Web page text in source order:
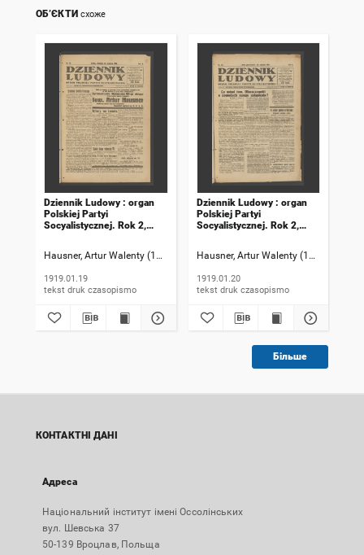
ОБ’ЄКТИ схоже
Dziennik Ludowy : organ
Polskiej Partyi
Socyalistycznej. Rok 2,
Hausner, Artur Walenty (1869-1941). Redaktor naczelny Szczyrek, Jan
1919.01.19
tekst druk czasopismo
Dziennik Ludowy : organ
Polskiej Partyi
Socyalistycznej. Rok 2,
Hausner, Artur Walenty (1869-1941).
1919.01.20
tekst druk czasopismo
Більше
КОНТАКТНІ ДАНІ
Адреса
Національний інститут імені Оссолінських
вул. Шевська 37
50-139 Вроцлав, Польща